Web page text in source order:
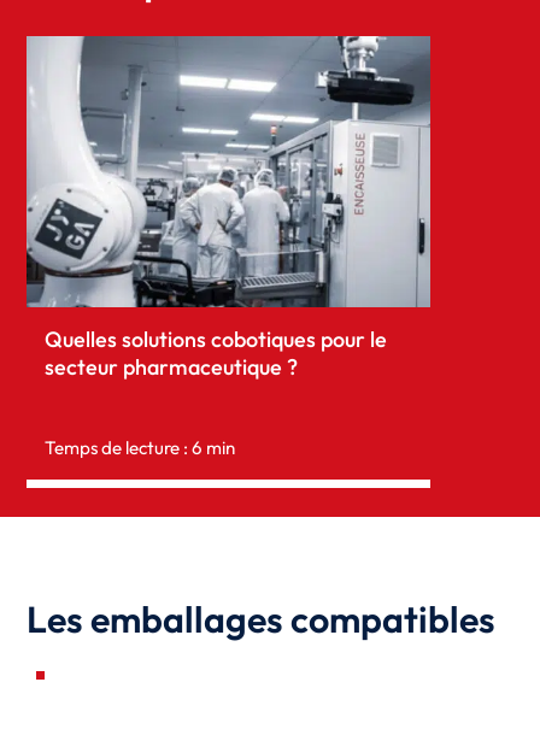
Quelles solutions cobotiques pour le
secteur pharmaceutique ?
Temps de lecture : 6 min
Les emballages compatibles